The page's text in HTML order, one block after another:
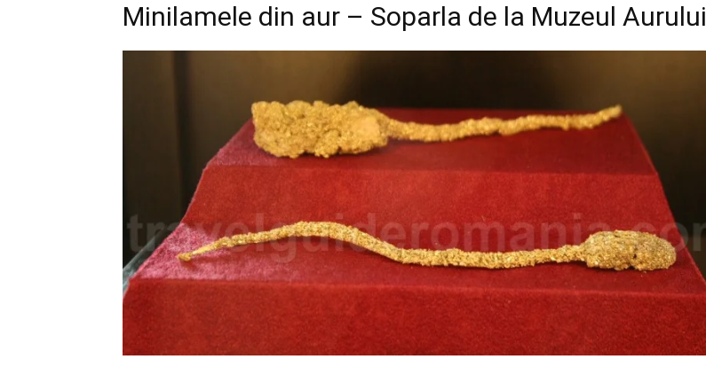
Minilamele din aur – Soparla de la Muzeul Aurului